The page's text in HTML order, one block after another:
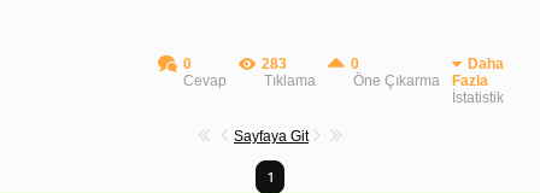
0
Cevap
283
Tıklama
0
Öne Çıkarma
Daha
Fazla
İstatistik
Sayfaya Git
1